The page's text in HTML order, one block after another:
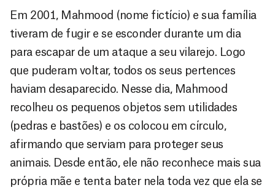
Em 2001, Mahmood (nome fictício) e sua família
tiveram de fugir e se esconder durante um dia
para escapar de um ataque a seu vilarejo. Logo
que puderam voltar, todos os seus pertences
haviam desaparecido. Nesse dia, Mahmood
recolheu os pequenos objetos sem utilidades
(pedras e bastões) e os colocou em círculo,
afirmando que serviam para proteger seus
animais. Desde então, ele não reconhece mais sua
própria mãe e tenta bater nela toda vez que ela se